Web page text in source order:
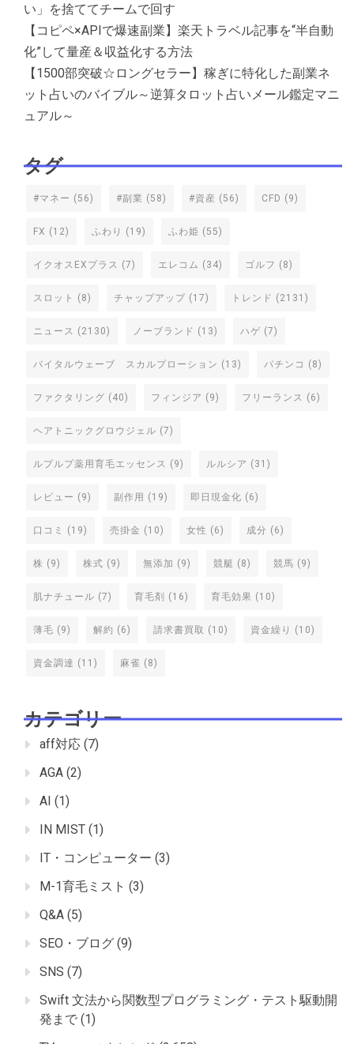
い」を捨ててチームで回す
【コピペ×APIで爆速副業】楽天トラベル記事を“半自動
化”して量産＆収益化する方法
【1500部突破☆ロングセラー】稼ぎに特化した副業ネ
ット占いのバイブル～逆算タロット占いメール鑑定マニ
ュアル～
タグ
#マネー (56) #副業 (58) #資産 (56) CFD (9)
FX (12) ふわり (19) ふわ姫 (55)
イクオスEXプラス (7) エレコム (34) ゴルフ (8)
スロット (8) チャップアップ (17) トレンド (2131)
ニュース (2130) ノーブランド (13) ハゲ (7)
バイタルウェーブ スカルプローション (13) パチンコ (8)
ファクタリング (40) フィンジア (9) フリーランス (6)
ヘアトニックグロウジェル (7)
ルプルプ薬用育毛エッセンス (9) ルルシア (31)
レビュー (9) 副作用 (19) 即日現金化 (6)
口コミ (19) 売掛金 (10) 女性 (6) 成分 (6)
株 (9) 株式 (9) 無添加 (9) 競艇 (8) 競馬 (9)
肌ナチュール (7) 育毛剤 (16) 育毛効果 (10)
薄毛 (9) 解約 (6) 請求書買取 (10) 資金繰り (10)
資金調達 (11) 麻雀 (8)
カテゴリー
aff対応 (7)
AGA (2)
AI (1)
IN MIST (1)
IT・コンピューター (3)
M-1育毛ミスト (3)
Q&A (5)
SEO・ブログ (9)
SNS (7)
Swift 文法から関数型プログラミング・テスト駆動開
発まで (1)